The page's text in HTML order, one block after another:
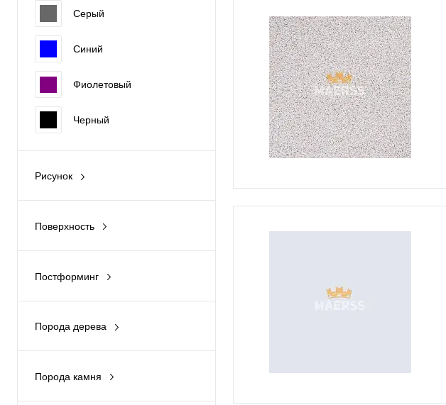
Серый
Синий
Фиолетовый
Черный
Рисунок
Под дерево
В полоску
Абстрактный
Поверхность
Мат
Постформинг
Beveled
Порода дерева
Груша
Порода камня